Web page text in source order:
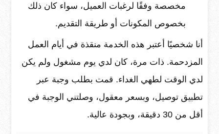
مخصصة وفقًا لرغبات العميل، سواء كان ذلك
بخصوص المكونات أو طريقة التقديم.
أنا شخصيًا أعتبر هذه الخدمة منقذة في أيام العمل
المزدحمة. ذات مرة، كان لدي يوم مشغول ولم يكن
لدي الوقت لطهي الغداء. قمت بطلب وجبة عبر
تطبيق توصيل، وبسعر معقول، وصلتني الوجبة في
أقل من 30 دقيقة، وبجودة عالية.